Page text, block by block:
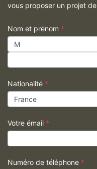
vous proposer un projet
Nom et prénom *
Nationalité *
Votre émail *
Numéro de téléphone *